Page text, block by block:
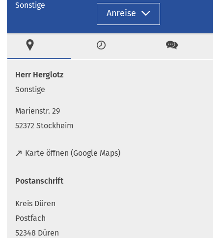
Sonstige
Anreise
Zeiten Kontakt
Herr Herglotz
Sonstige
Marienstr. 29
52372 Stockheim
Karte öffnen (Google Maps)
(
f
e
t
i
Postanschrift
Kreis Düren
Postfach
52348 Düren